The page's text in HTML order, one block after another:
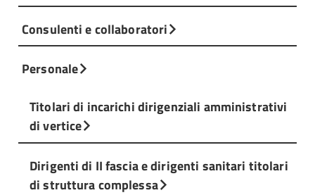
Consulenti e collaboratori
Personale
Titolari di incarichi dirigenziali amministrativi
di vertice
Dirigenti di II fascia e dirigenti sanitari titolari
di struttura complessa